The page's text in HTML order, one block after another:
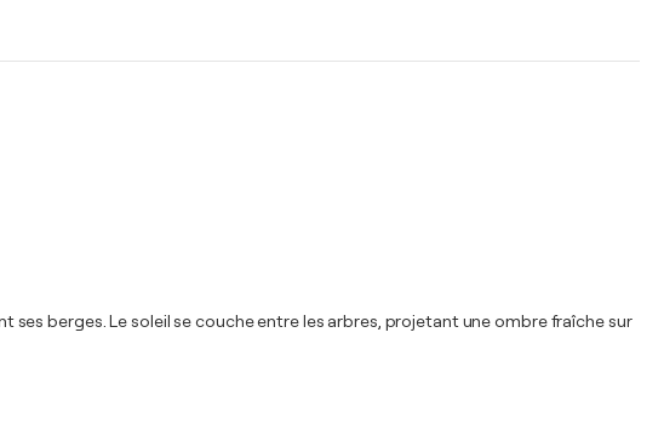
ses berges. Le soleil se couche entre les arbres, projetant une ombre fraîche sur